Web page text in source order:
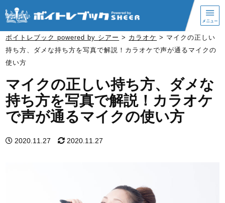
ボイトレブック powered by シアー > カラオケ > マイクの正しい
持ち方、ダメな持ち方を写真で解説！カラオケで声が通るマイクの
使い方
マイクの正しい持ち方、ダメな
持ち方を写真で解説！カラオケ
で声が通るマイクの使い方
2020.11.27 2020.11.27